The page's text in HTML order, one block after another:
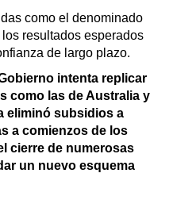
como el denominado
resultados esperados
de largo plazo.
intenta replicar
como las de Australia y
eliminó subsidios a
a comienzos de los
cierre de numerosas
un nuevo esquema